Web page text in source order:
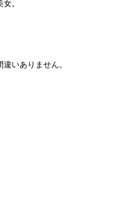
。
いありません。